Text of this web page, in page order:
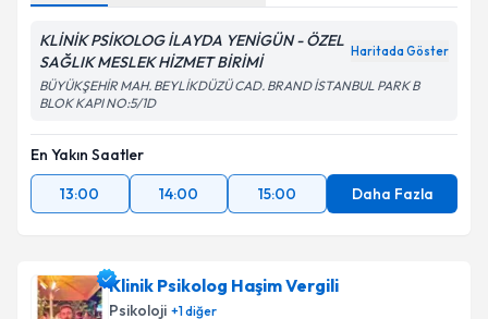
KLİNİK PSİKOLOG İLAYDA YENİGÜN - ÖZEL
SAĞLIK MESLEK HİZMET BİRİMİ
Haritada Göster
BÜYÜKŞEHİR MAH. BEYLİKDÜZÜ CAD. BRAND İSTANBUL PARK B
BLOK KAPI NO:5/1D
En Yakın Saatler
13:00
14:00 15:00 Daha Fazla
Klinik Psikolog Haşim Vergili
Psikoloji +1diğer